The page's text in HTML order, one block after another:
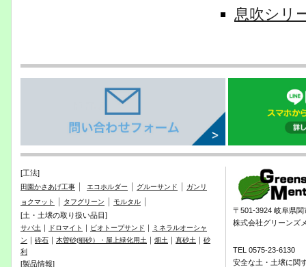
息吹シリ
[工法]
田園かさあげ工事 ｜ エコホルダー ｜ グルーサンド ｜
ガンリ
ョクマット
｜ タフグリーン ｜ モルタル ｜
[土・土壌の取り扱い品目]
サバ土 ｜ ドロマイト ｜ ビオトープサンド ｜
ミネラルオーシャ
ン ｜ 砕石 ｜ 木曽砂(細砂）・屋上緑化用土 ｜ 畑土 ｜ 真砂土 ｜ 砂
利
[製品情報]
〒501-3924 岐阜県
株式会社グリーンズ
TEL 0575-23-6130
安全な土・土壌に関